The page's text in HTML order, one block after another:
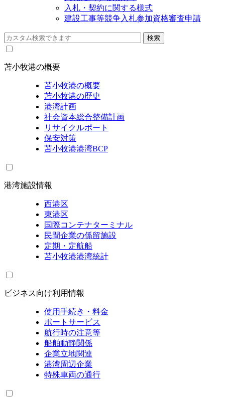
入札・契約に関する様式
建設工事等競争入札参加資格審査申請
苫小牧港の概要
苫小牧港の概要
苫小牧港の歴史
港湾計画
社会資本総合整備計画
リサイクルポート
保安対策
苫小牧港港湾BCP
港湾施設情報
西港区
東港区
国際コンテナターミナル
民間企業の係留施設
定期・定航船
苫小牧港港湾統計
ビジネス向け利用情報
使用手続き・料金
ポートサービス
航行時の注意等
船舶動静関係
企業立地関連
港湾周辺企業
特殊車両の通行